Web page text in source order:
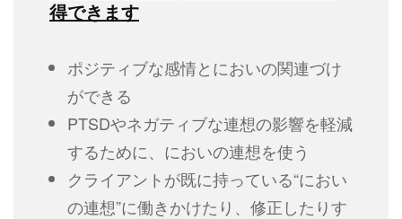
得できます
ポジティブな感情とにおいの関連づけ
ができる
PTSDやネガティブな連想の影響を軽減
するために、においの連想を使う
クライアントが既に持っている“におい
の連想”に働きかけたり、修正したりす